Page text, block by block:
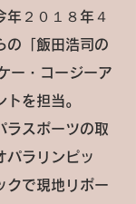
年２０１８年４
の「飯田浩司の
ー・コージーア
を担当。
ラスポーツの取
パラリンピッ
クで現地リポー